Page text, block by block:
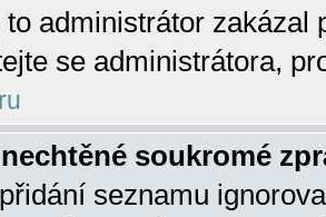
administrátor zakázal
se administrátora,
soukromé
seznamu